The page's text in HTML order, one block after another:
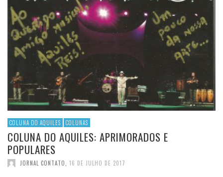
COLUNA DO AQUILES COLUNAS
COLUNA DO AQUILES: APRIMORADOS E
POPULARES
JORNAL CONTATO, 16 DE JULHO DE 2017